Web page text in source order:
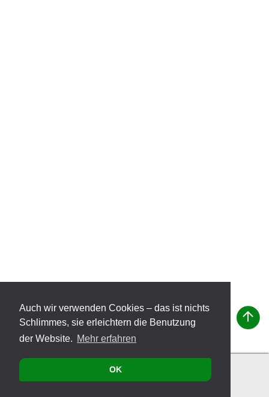
Auch wir verwenden Cookies – das ist nichts
Schlimmes, sie erleichtern die Benutzung
der Website. Mehr erfahren
OK